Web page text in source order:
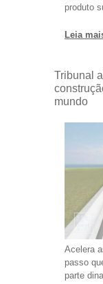
produto
Leia
Tribunal
mundo
Acelera
passo
parte